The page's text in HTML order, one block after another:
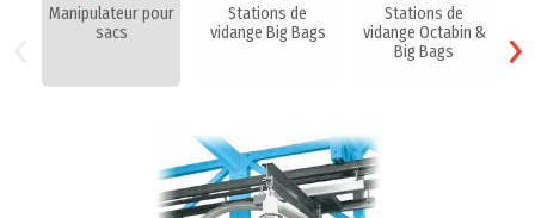
Manipulateur pour
sacs
Stations de
vidange Big Bags
Stations de
vidange Octabin &
Big Bags
›